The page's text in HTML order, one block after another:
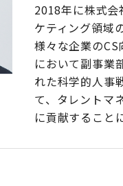
2018年に株式会
ケティング領域
様々な企業のCS
において副事業
れた科学的人事
て、タレントマ
に貢献すること